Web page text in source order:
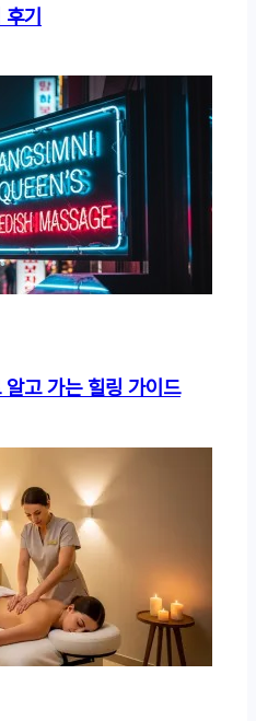
후기
고 가는 힐링 가이드